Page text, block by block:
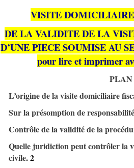
VISITE
DE LA VALIDITE DE LA
D’UNE PIECE SOUMISE AU
pour lire et imprimer
PLAN
L’origine de la visite domiciliaire
Sur la présomption de
Contrôle de la validité de la
Quelle juridiction peut contrôler la
civile.2